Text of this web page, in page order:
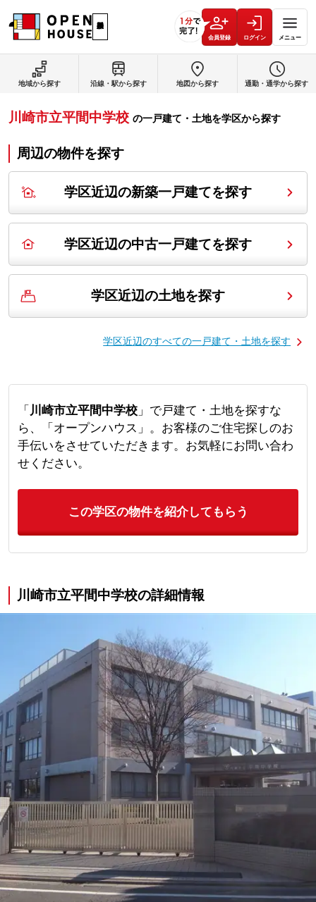
会員登録 ログイン メニュー
地域から探す 沿線・駅から探す 地図から探す 通勤・通学から探す
川崎市立平間中学校 の一戸建て・土地を学区から探す
周辺の物件を探す
学区近辺の新築一戸建てを探す
学区近辺の中古一戸建てを探す
学区近辺の土地を探す
学区近辺のすべての一戸建て・土地を探す
「 川崎市立平間中学校」で戸建て・土地を探すな
ら、「オープンハウス」。お客様のご住宅探しのお
手伝いをさせていただきます。お気軽にお問い合わ
せください。
この学区の物件を紹介してもらう
川崎市立平間中学校の詳細情報